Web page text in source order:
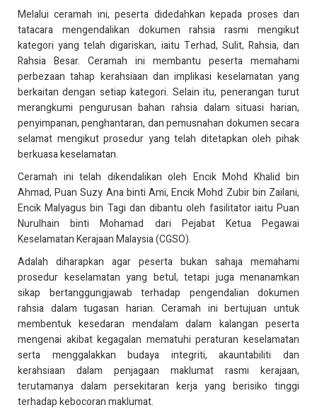
Melalui ceramah ini, peserta didedahkan kepada proses dan
tatacara mengendalikan dokumen rahsia rasmi mengikut
kategori yang telah digariskan, iaitu Terhad, Sulit, Rahsia, dan
Rahsia Besar. Ceramah ini membantu peserta memahami
perbezaan tahap kerahsiaan dan implikasi keselamatan yang
berkaitan dengan setiap kategori. Selain itu, penerangan turut
merangkumi pengurusan bahan rahsia dalam situasi harian,
penyimpanan, penghantaran, dan pemusnahan dokumen secara
selamat mengikut prosedur yang telah ditetapkan oleh pihak
berkuasa keselamatan.
Ceramah ini telah dikendalikan oleh Encik Mohd Khalid bin
Ahmad, Puan Suzy Ana binti Ami, Encik Mohd Zubir bin Zailani,
Encik Malyagus bin Tagi dan dibantu oleh fasilitator iaitu Puan
Nurulhain binti Mohamad dari Pejabat Ketua Pegawai
Keselamatan Kerajaan Malaysia (CGSO).
Adalah diharapkan agar peserta bukan sahaja memahami
prosedur keselamatan yang betul, tetapi juga menanamkan
sikap bertanggungjawab terhadap pengendalian dokumen
rahsia dalam tugasan harian. Ceramah ini bertujuan untuk
membentuk kesedaran mendalam dalam kalangan peserta
mengenai akibat kegagalan mematuhi peraturan keselamatan
serta menggalakkan budaya integriti, akauntabiliti dan
kerahsiaan dalam penjagaan maklumat rasmi kerajaan,
terutamanya dalam persekitaran kerja yang berisiko tinggi
terhadap kebocoran maklumat.